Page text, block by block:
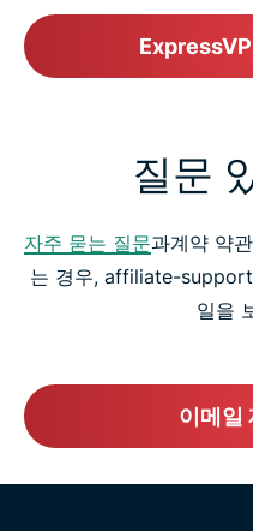
질문
자주 묻는 질문과계약 약
는 경우, affiliate-
일을
이메일